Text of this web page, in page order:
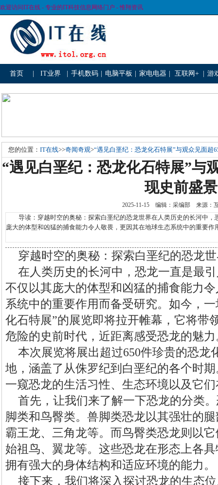
欢迎访问IT在线 - 专业的IT科技信息网络门户 - 惟翔资讯
首页 IT业界 手机数码 电脑平板 家电电器 互联网+ 游
您的位置： IT在线>>奇闻奇观>“遇见白垩纪：恐龙化石特展”与观众见面超
“遇见白垩纪：恐龙化石特展”与
现史前盛景
2025-11-15 编辑：采编部 来源
导读：穿越时空的奥秘：探索白垩纪的恐龙世界在人类历史的长河中，
庞大的体型和凶猛的捕食能力令人敬畏，更因其在地球生态系统中的重要作
穿越时空的奥秘：探索白垩纪的恐龙
在人类历史的长河中，恐龙一直是最
不仅以其庞大的体型和凶猛的捕食能力
系统中的重要作用而备受研究。如今，
化石特展”的展览即将拉开帷幕，它将带
危险的史前时代，近距离感受恐龙的魅力
本次展览将展出超过650件珍贵的恐龙
地，涵盖了从侏罗纪到白垩纪的各个时
一窥恐龙的生活习性、生态环境以及它
首先，让我们来了解一下恐龙的分类
脚类和鸟臀类。兽脚类恐龙以其强壮的
霸王龙、三角龙等。而鸟臀类恐龙则以
始祖鸟、翼龙等。这些恐龙在形态上各
拥有强大的身体结构和适应环境的能力。
接下来，我们将深入探讨恐龙的生态